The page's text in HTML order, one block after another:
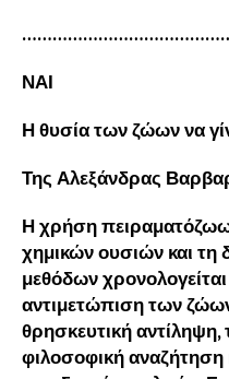
ΝΑΙ
Η θυσία των ζώων να
Της Αλεξάνδρας
Η χρήση
χημικών ουσιών και
μεθόδων
αντιμετώπιση των
θρησκευτική αντίληψη,
φιλοσοφική αναζήτηση